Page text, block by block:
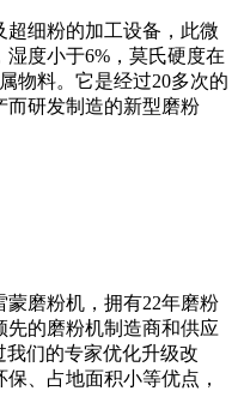
超细粉的加工设备，此微
度小于6%，莫氏硬度在
物料。它是经过20多次的
而研发制造的新型磨粉
磨粉机，拥有22年磨粉
的磨粉机制造商和供应
们的专家优化升级改
、占地面积小等优点，